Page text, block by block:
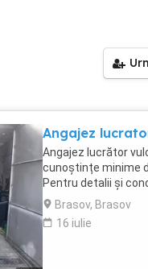
Angajez
Angajez lucrător
cunoștințe minime
Pentru detalii și
Brasov, Brasov
16 iulie